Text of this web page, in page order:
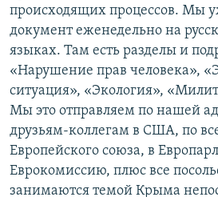
происходящих процессов. Мы
документ еженедельно на
языках. Там есть разделы и
«Нарушение прав человека»,
ситуация», «Экология»,
Мы это отправляем по нашей
друзьям-коллегам в США, по
Европейского союза, в
Еврокомиссию, плюс все
занимаются темой Крыма